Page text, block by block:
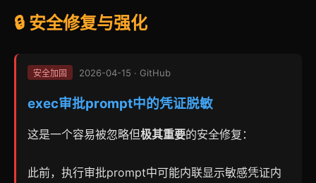
🔒 安全修复与强化
安全加固 2026-04-15 · GitHub
exec审批prompt中的凭证脱敏
这是一个容易被忽略但极其重要的安全修复：
此前，执行审批prompt中可能内联显示敏感凭证内